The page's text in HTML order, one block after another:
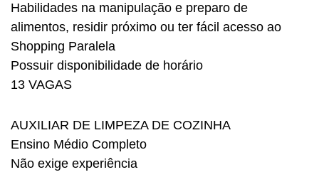
Habilidades na manipulação e preparo de
alimentos, residir próximo ou ter fácil acesso ao
Shopping Paralela
Possuir disponibilidade de horário
13 VAGAS
AUXILIAR DE LIMPEZA DE COZINHA
Ensino Médio Completo
Não exige experiência